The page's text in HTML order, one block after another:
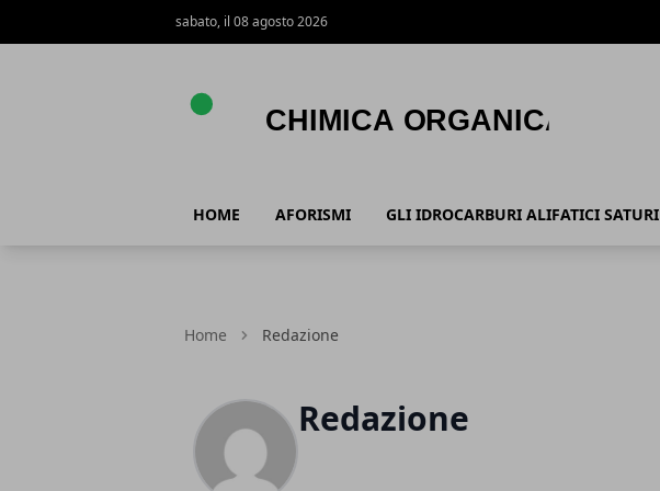
sabato, il 08 agosto 2026
HOME AFORISMI GLI IDROCARBURI ALIFATICI SATURI
Home Redazione
Redazione